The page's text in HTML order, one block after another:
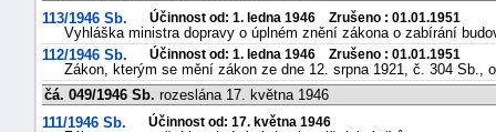
113/1946 Sb.
Účinnost od: 1. ledna 1946 Zrušeno : 01.01.1951
Vyhláška ministra dopravy o úplném znění zákona o zabírání
112/1946 Sb.
Účinnost od: 1. ledna 1946 Zrušeno : 01.01.1951
Zákon, kterým se mění zákon ze dne 12. srpna 1921, č. 304 Sb.,
čá. 049/1946 Sb. rozeslána 17. května 1946
111/1946 Sb.
Účinnost od: 17. května 1946